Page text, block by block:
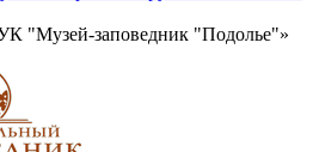
"Музей-заповедник "Подолье"»